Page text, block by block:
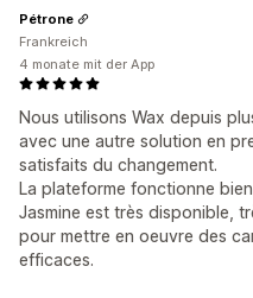
Nous utilisons Wax depuis
avec une autre solution en
satisfaits du changement.
La plateforme fonctionne
Jasmine est très disponible,
pour mettre en oeuvre des
efficaces.
Pétrone
Frankreich
4 monate mit der App